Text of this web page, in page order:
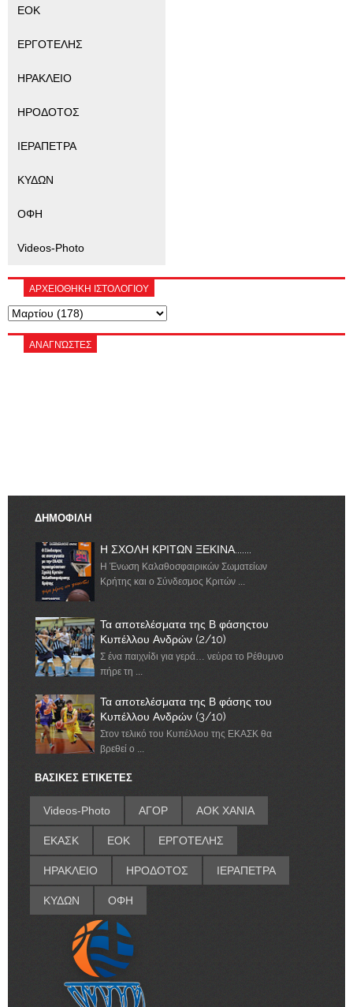
ΕΟΚ
ΕΡΓΟΤΕΛΗΣ
ΗΡΑΚΛΕΙΟ
ΗΡΟΔΟΤΟΣ
ΙΕΡΑΠΕΤΡΑ
ΚΥΔΩΝ
ΟΦΗ
Videos-Photo
ΑΡΧΕΙΟΘΗΚΗ ΙΣΤΟΛΟΓΙΟΥ
ΑΝΑΓΝΏΣΤΕΣ
ΔΗΜΟΦΙΛΗ
Η ΣΧΟΛΗ ΚΡΙΤΩΝ ΞΕΚΙΝΑ.......
Η Ένωση Καλαθοσφαιρικών Σωματείων
Κρήτης και ο Σύνδεσμος Κριτών ...
Τα αποτελέσματα της Β φάσηςτου
Κυπέλλου Ανδρών (2/10)
Σ ένα παιχνίδι για γερά… νεύρα το Ρέθυμνο
πήρε τη ...
Τα αποτελέσματα της Β φάσης του
Κυπέλλου Ανδρών (3/10)
Στον τελικό του Κυπέλλου της ΕΚΑΣΚ θα
βρεθεί ο ...
ΒΑΣΙΚΕΣ ΕΤΙΚΕΤΕΣ
Videos-Photo ΑΓΟΡ ΑΟΚ ΧΑΝΙΑ
ΕΚΑΣΚ ΕΟΚ ΕΡΓΟΤΕΛΗΣ
ΗΡΑΚΛΕΙΟ ΗΡΟΔΟΤΟΣ ΙΕΡΑΠΕΤΡΑ
ΚΥΔΩΝ ΟΦΗ